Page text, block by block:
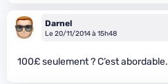
Darnel
Le 20/11/2014 à 15h48
100£ seulement ? C’est abordable.